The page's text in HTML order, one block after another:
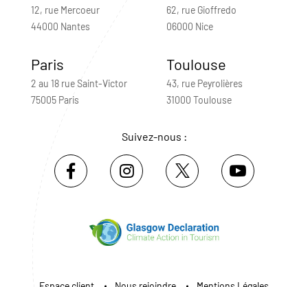
12, rue Mercoeur
44000 Nantes
62, rue Gioffredo
06000 Nice
Paris
2 au 18 rue Saint-Victor
75005 Paris
Toulouse
43, rue Peyrolières
31000 Toulouse
Suivez-nous :